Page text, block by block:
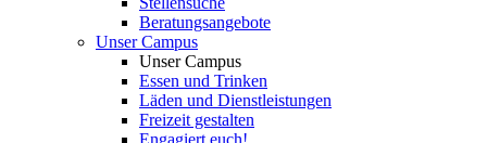
Beratungsangebote
Unser Campus
Unser Campus
Essen und Trinken
Läden und Dienstleistungen
Freizeit gestalten
Engagiert euch!